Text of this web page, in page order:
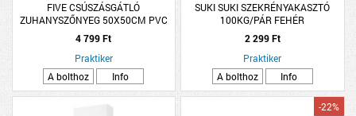
FIVE CSÚSZÁSGÁTLÓ
ZUHANYSZŐNYEG 50X50CM PVC
FEHÉR
4 799 Ft
Praktiker
A bolthoz
Info
SUKI SUKI SZEKRÉNYAKASZTÓ
100KG/PÁR FEHÉR
2 299 Ft
Praktiker
A bolthoz
Info
-22%